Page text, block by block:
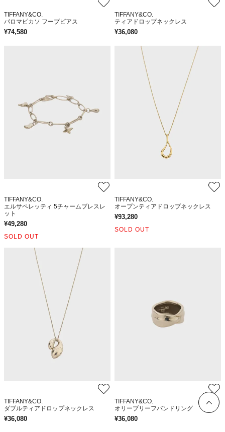
TIFFANY&CO.
パロマピカソ フープピアス
¥74,580
TIFFANY&CO.
ティアドロップネックレス
¥36,080
TIFFANY&CO.
エルサペレッティ 5チャームブレスレ
ット
¥49,280
SOLD OUT
TIFFANY&CO.
オープンティアドロップネックレス
¥93,280
SOLD OUT
TIFFANY&CO.
ダブルティアドロップネックレス
¥36,080
TIFFANY&CO.
オリーブリーフバンドリング
¥36,080